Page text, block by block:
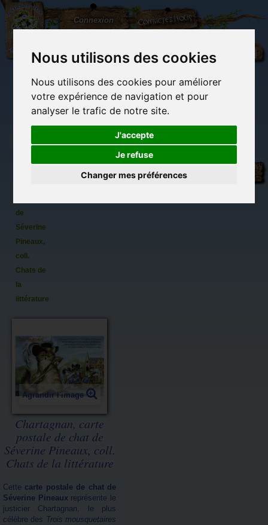
Nous utilisons des cookies
Nous utilisons des cookies pour améliorer
votre expérience de navigation et pour
analyser le trafic de notre site.
J'accepte
Je refuse
Changer mes préférences
L'Arbre
aux
100.000
Connexion Contactez-nous
(vide)
Librairie des
Carterie
originale
Activités
détente et jeux
Objets déco et
de
Séverine
Pineaux,
coll.
Chats de
la
littérature
Agrandir l'image
Chartagnan, carte
postale de chat de
Séverine Pineaux, coll.
Chats de la littérature
Cette carte postale de chat de
Séverine Pineauxreprésente le
justicier Chartagnan, le plus
célèbre des Trois mousquetaires